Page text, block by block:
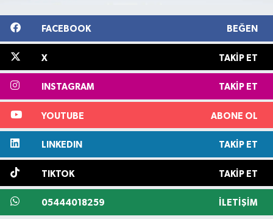
FACEBOOK BEĞEN
X TAKIP ET
INSTAGRAM TAKIP ET
YOUTUBE ABONE OL
LINKEDIN TAKIP ET
TIKTOK TAKIP ET
05444018259 İLETIŞIM